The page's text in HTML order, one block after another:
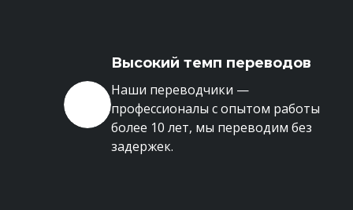
Высокий темп переводов
Наши переводчики —
профессионалы с опытом работы
более 10 лет, мы переводим без
задержек.